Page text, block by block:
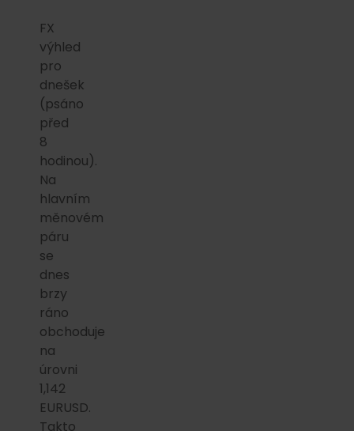
FX
výhled
pro
dnešek
(psáno
před
8
hodinou).
Na
hlavním
měnovém
páru
se
dnes
brzy
ráno
obchoduje
na
úrovni
1,142
EURUSD.
Takto